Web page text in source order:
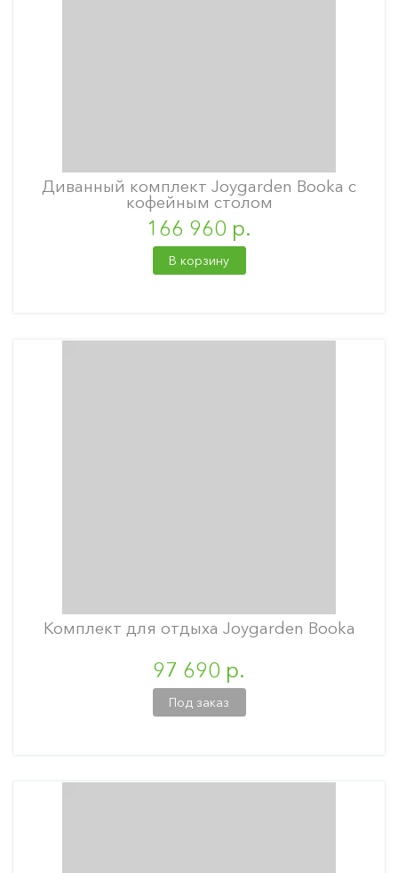
Диванный комплект Joygarden Booka с
кофейным столом
166 960 р.
В корзину
Комплект для отдыха Joygarden Booka
97 690 р.
Под заказ